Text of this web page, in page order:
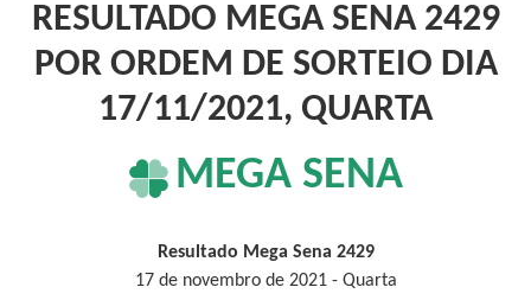
RESULTADO MEGA SENA 2429
POR ORDEM DE SORTEIO DIA
17/11/2021, QUARTA
MEGA SENA
Resultado Mega Sena 2429
17 de novembro de 2021 - Quarta